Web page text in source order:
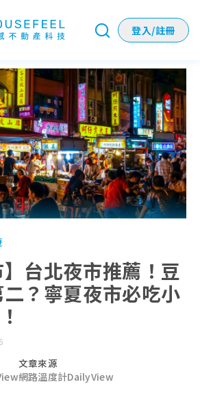
登入/註冊
薦！豆花莊只排第二？寧夏夜市必吃
】台北夜市推薦！豆
？寧夏夜市必吃小
文章來源
網路溫度計DailyView